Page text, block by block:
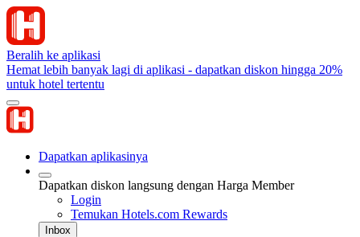
Beralih ke aplikasi
Hemat lebih banyak lagi di aplikasi - dapatkan diskon hingga 20%
untuk hotel tertentu
Dapatkan aplikasinya
Dapatkan diskon langsung dengan Harga Member
Login
Temukan Hotels.com Rewards
Inbox